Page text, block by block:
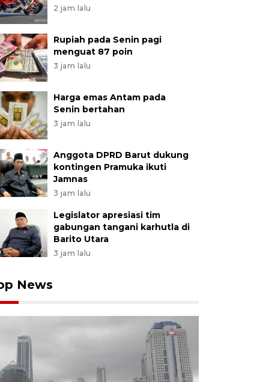
2 jam lalu
Rupiah pada Senin pagi
menguat 87 poin
3 jam lalu
Harga emas Antam pada
Senin bertahan
3 jam lalu
Anggota DPRD Barut dukung
kontingen Pramuka ikuti
Jamnas
3 jam lalu
Legislator apresiasi tim
gabungan tangani karhutla di
Barito Utara
3 jam lalu
News